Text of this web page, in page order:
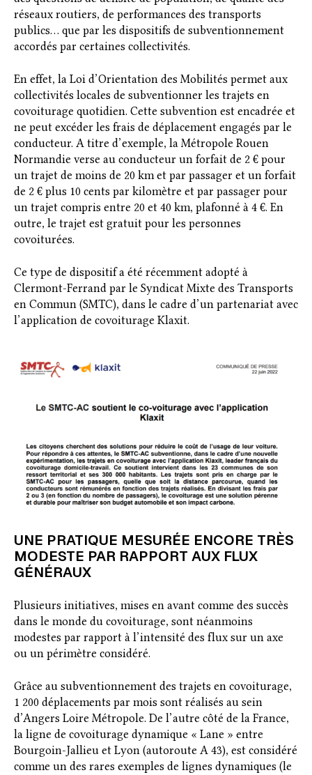
réseaux routiers, de performances des transports
publics… que par les dispositifs de subventionnement
accordés par certaines collectivités.
En effet, la Loi d’Orientation des Mobilités permet aux
collectivités locales de subventionner les trajets en
covoiturage quotidien. Cette subvention est encadrée et
ne peut excéder les frais de déplacement engagés par le
conducteur. A titre d’exemple, la Métropole Rouen
Normandie verse au conducteur un forfait de 2 € pour
un trajet de moins de 20 km et par passager et un forfait
de 2 € plus 10 cents par kilomètre et par passager pour
un trajet compris entre 20 et 40 km, plafonné à 4 €. En
outre, le trajet est gratuit pour les personnes
covoiturées.
Ce type de dispositif a été récemment adopté à
Clermont-Ferrand par le Syndicat Mixte des Transports
en Commun (SMTC), dans le cadre d’un partenariat avec
l’application de covoiturage Klaxit.
UNE PRATIQUE MESURÉE ENCORE TRÈS
MODESTE PAR RAPPORT AUX FLUX
GÉNÉRAUX
Plusieurs initiatives, mises en avant comme des succès
dans le monde du covoiturage, sont néanmoins
modestes par rapport à l’intensité des flux sur un axe
ou un périmètre considéré.
Grâce au subventionnement des trajets en covoiturage,
1 200 déplacements par mois sont réalisés au sein
d’Angers Loire Métropole. De l’autre côté de la France,
la ligne de covoiturage dynamique « Lane » entre
Bourgoin-Jallieu et Lyon (autoroute A 43), est considéré
comme un des rares exemples de lignes dynamiques (le